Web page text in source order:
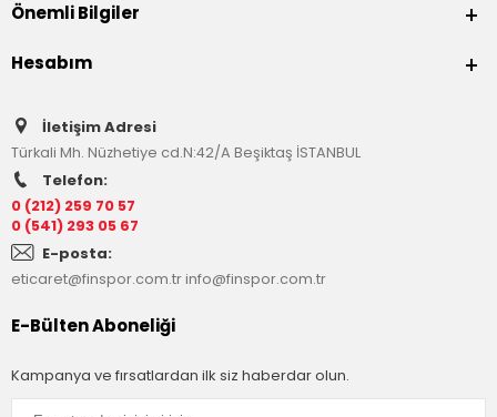
Önemli Bilgiler
Hesabım
İletişim Adresi
Türkali Mh. Nüzhetiye cd.N:42/A Beşiktaş İSTANBUL
Telefon:
0 (212) 259 70 57
0 (541) 293 05 67
E-posta:
eticaret@finspor.com.trinfo@finspor.com.tr
E-Bülten Aboneliği
Kampanya ve fırsatlardan ilk siz haberdar olun.